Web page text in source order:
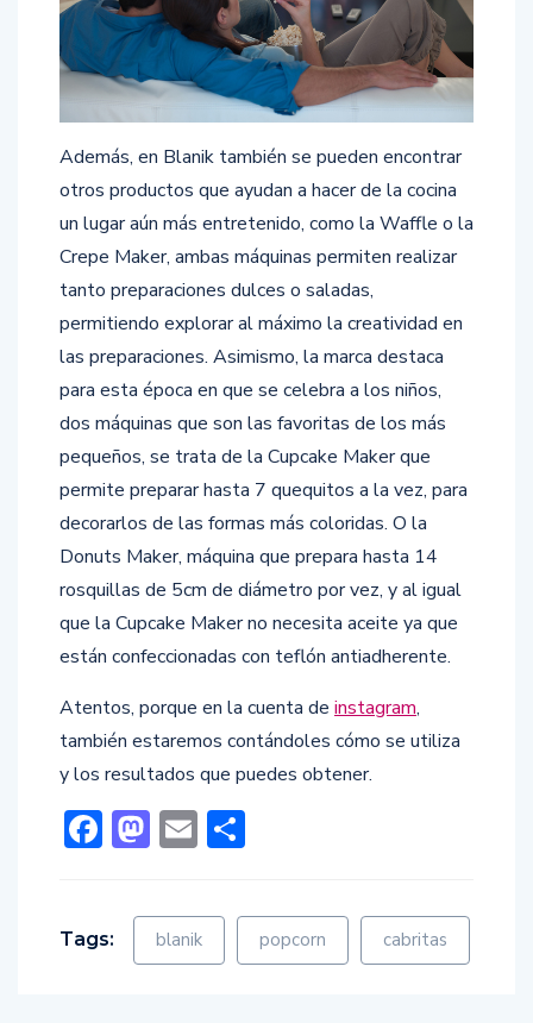
Además, en Blanik también se pueden encontrar
otros productos que ayudan a hacer de la cocina
un lugar aún más entretenido, como la Waffle o la
Crepe Maker, ambas máquinas permiten realizar
tanto preparaciones dulces o saladas,
permitiendo explorar al máximo la creatividad en
las preparaciones. Asimismo, la marca destaca
para esta época en que se celebra a los niños,
dos máquinas que son las favoritas de los más
pequeños, se trata de la Cupcake Maker que
permite preparar hasta 7 quequitos a la vez, para
decorarlos de las formas más coloridas. O la
Donuts Maker, máquina que prepara hasta 14
rosquillas de 5cm de diámetro por vez, y al igual
que la Cupcake Maker no necesita aceite ya que
están confeccionadas con teflón antiadherente.
Atentos, porque en la cuenta de instagram,
también estaremos contándoles cómo se utiliza
y los resultados que puedes obtener.
Facebook
Mastodon
Email
Tags: blanik popcorn cabritas